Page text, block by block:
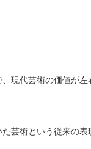
現代芸術の価値が左
芸術という従来の表